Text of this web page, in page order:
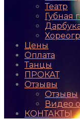
Театр
Губная
Цены
Оплата
Танцы
ПРОКАТ
Отзывы
Отзывы
Видео
КОНТАКТЫ